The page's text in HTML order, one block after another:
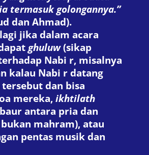
termasuk golongannya.”
dan Ahmad).
jika dalam acara
ghuluw(sikap
Nabi r, misalnya
kalau Nabi r datang
dan bisa
mereka, ikhtilath
antara pria dan
mahram), atau
pentas musik dan